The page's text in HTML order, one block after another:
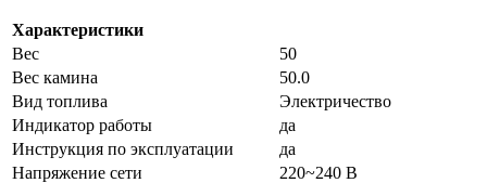
Характеристики
Вес
50
Вес камина
50.0
Вид топлива
Электричество
Индикатор работы
да
Инструкция по эксплуатации
да
Напряжение сети
220~240 В